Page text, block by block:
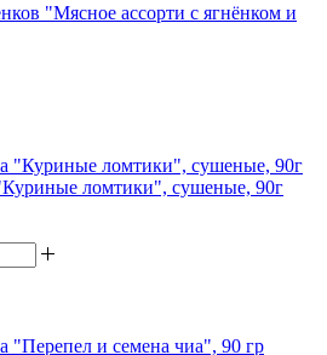
"Мясное ассорти с ягнёнком и
ломтики", сушеные, 90г